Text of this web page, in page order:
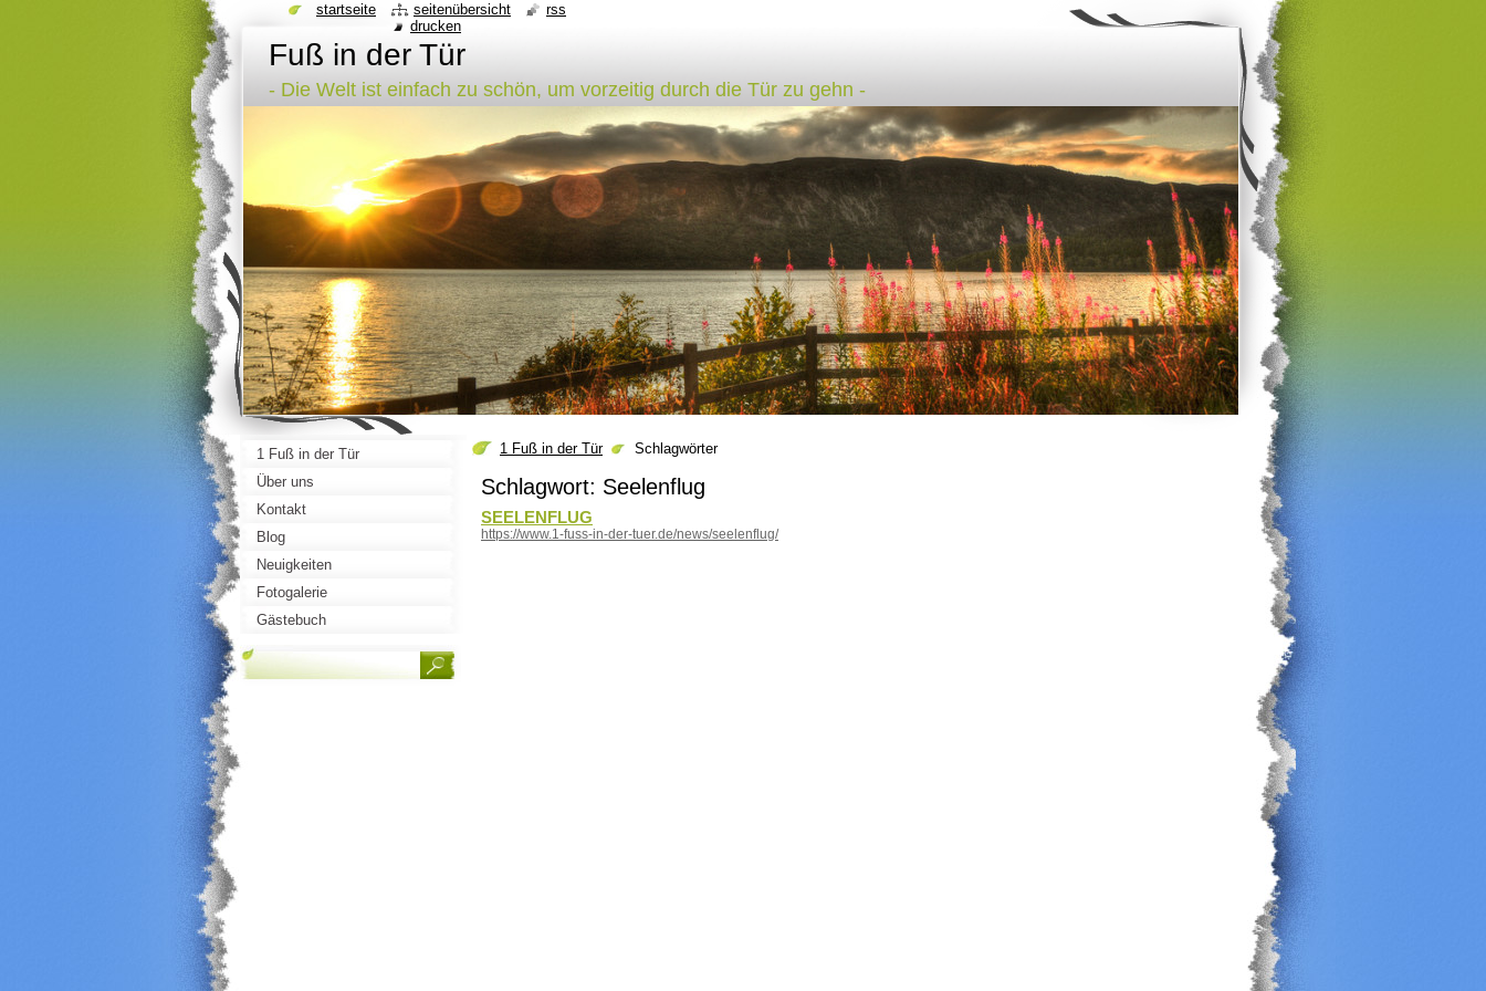
Fuß in der Tür
- Die Welt ist einfach zu schön, um vorzeitig durch die Tür zu gehn -
1 Fuß in der Tür Schlagwörter
Schlagwort: Seelenflug
SEELENFLUG
https://www.1-fuss-in-der-tuer.de/news/seelenflug/
1 Fuß in der Tür
Über uns
Kontakt
Blog
Neuigkeiten
Fotogalerie
Gästebuch
startseite seitenübersicht
rss
drucken